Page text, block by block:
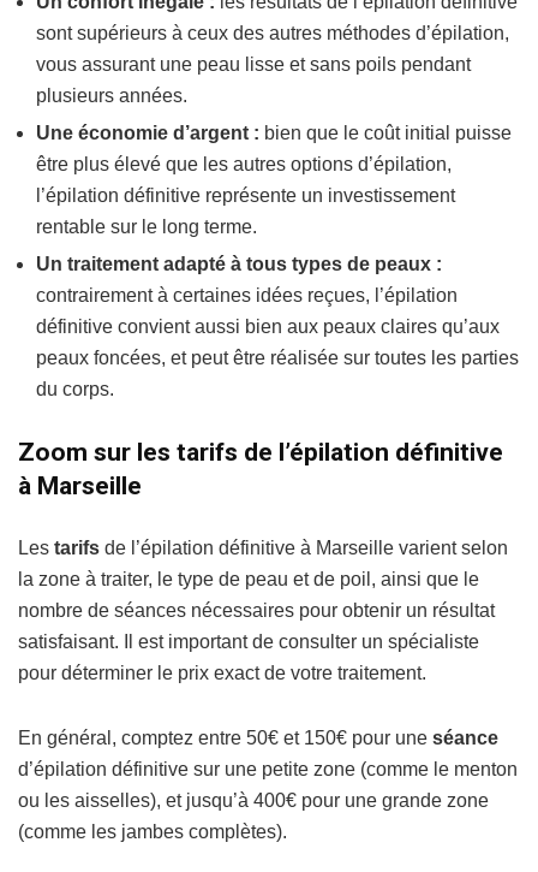
sont supérieurs à ceux des autres méthodes d’épilation,
vous assurant une peau lisse et sans poils pendant
plusieurs années.
Une économie d’argent : bien que le coût initial puisse
être plus élevé que les autres options d’épilation,
l’épilation définitive représente un investissement
rentable sur le long terme.
Un traitement adapté à tous types de peaux :
contrairement à certaines idées reçues, l’épilation
définitive convient aussi bien aux peaux claires qu’aux
peaux foncées, et peut être réalisée sur toutes les parties
du corps.
Zoom sur les tarifs de l’épilation définitive
à Marseille
Les tarifs de l’épilation définitive à Marseille varient selon
la zone à traiter, le type de peau et de poil, ainsi que le
nombre de séances nécessaires pour obtenir un résultat
satisfaisant. Il est important de consulter un spécialiste
pour déterminer le prix exact de votre traitement.
En général, comptez entre 50€ et 150€ pour une séance
d’épilation définitive sur une petite zone (comme le menton
ou les aisselles), et jusqu’à 400€ pour une grande zone
(comme les jambes complètes).